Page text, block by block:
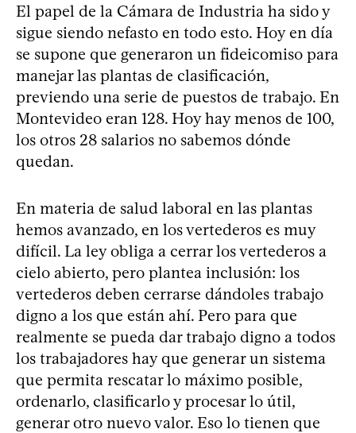
El papel de la Cámara de Industria ha sido y
sigue siendo nefasto en todo esto. Hoy en día
se supone que generaron un fideicomiso para
manejar las plantas de clasificación,
previendo una serie de puestos de trabajo. En
Montevideo eran 128. Hoy hay menos de 100,
los otros 28 salarios no sabemos dónde
quedan.
En materia de salud laboral en las plantas
hemos avanzado, en los vertederos es muy
difícil. La ley obliga a cerrar los vertederos a
cielo abierto, pero plantea inclusión: los
vertederos deben cerrarse dándoles trabajo
digno a los que están ahí. Pero para que
realmente se pueda dar trabajo digno a todos
los trabajadores hay que generar un sistema
que permita rescatar lo máximo posible,
ordenarlo, clasificarlo y procesar lo útil,
generar otro nuevo valor. Eso lo tienen que